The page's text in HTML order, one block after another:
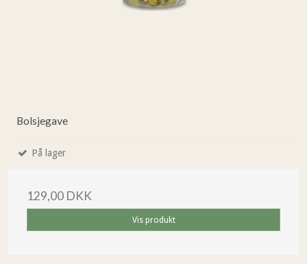
Bolsjegave
På lager
129,00 DKK
Vis produkt